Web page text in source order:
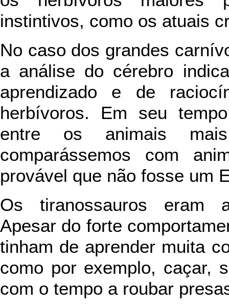
instintivos, como os atuais
No caso dos grandes
a análise do cérebro
aprendizado e de
herbívoros. Em seu
entre os animais
comparássemos com
provável que não fosse um
Os tiranossauros eram
Apesar do forte
tinham de aprender muita
como por exemplo, caçar,
com o tempo a roubar